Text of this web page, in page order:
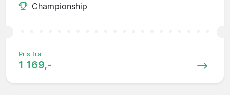
Championship
Pris fra
1 169,-